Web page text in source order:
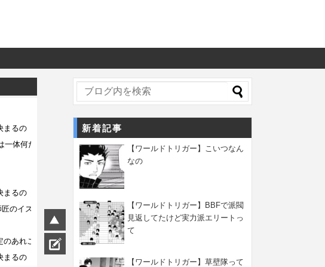
新着記事
【ワールドトリガー】こいつなん
なの
【ワールドトリガー】BBFで派閥
見返してたけど実力派エリートっ
て
【ワールドトリガー】草壁隊って